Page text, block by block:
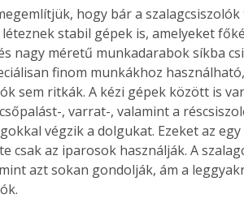
hogy bár a
stabil gépek is, amelyeket
nagy méretű munkadarabok síkba
finom munkákhoz
sem ritkák. A kézi gépek között is
, varrat-, valamint a
végzik a dolgukat. Ezeket az
csak az iparosok használják. A
azt sokan gondolják, ám a